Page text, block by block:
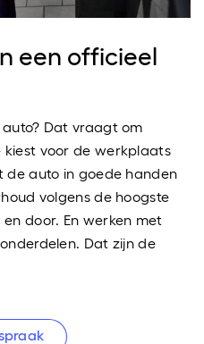
een officieel
Dat vraagt om
voor de werkplaats
auto in goede handen
volgens de hoogste
door. En werken met
Dat zijn de